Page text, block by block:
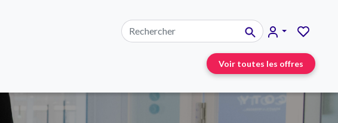
Voir toutes les offres